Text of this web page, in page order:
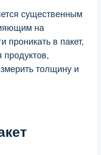
существенным
на
проникать в пакет,
продуктов,
толщину и